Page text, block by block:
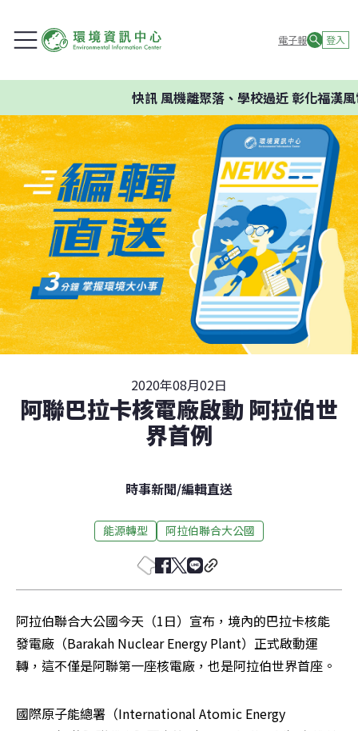
電子報 登入
快訊風機離聚落、學校過近 彰化福漢風
2020年08月02日
阿聯巴拉卡核電廠啟動 阿拉伯世
界首例
時事新聞/編輯直送
能源轉型 阿拉伯聯合大公國
阿拉伯聯合大公國今天（1日）宣布，境內的巴拉卡核能
發電廠（Barakah Nuclear Energy Plant）正式啟動運
轉，這不僅是阿聯第一座核電廠，也是阿拉伯世界首座。
國際原子能總署（International Atomic Energy